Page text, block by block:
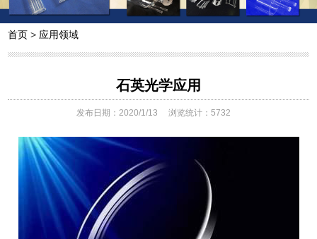
首页 > 应用领域
石英光学应用
发布日期：2020/1/13 浏览统计：5732